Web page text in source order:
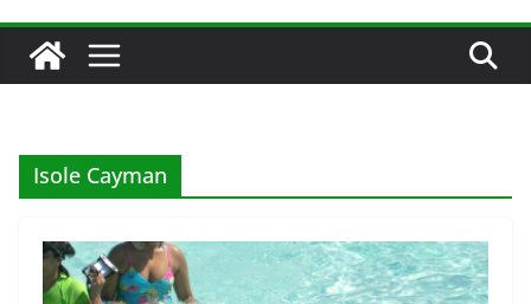
Isole Cayman